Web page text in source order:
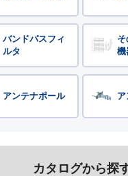
バンドパスフィ
ルタ
機
アンテナポール
カタログから探